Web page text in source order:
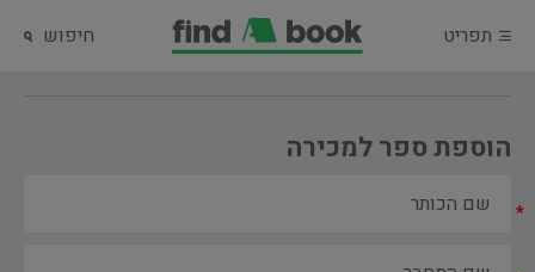
תפריט חיפוש
הוספת ספר למכירה
*